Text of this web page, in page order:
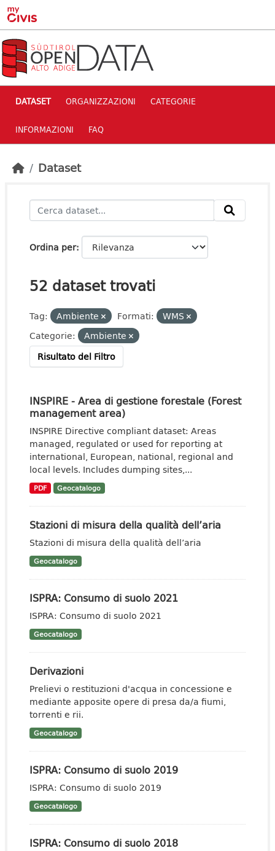
Skip to main content
DATASET ORGANIZZAZIONI CATEGORIE
INFORMAZIONI FAQ
Dataset
Ordina per
52 dataset trovati
Tag: Ambiente Formati:
WMS
Categorie:
Ambiente
Risultato del Filtro
INSPIRE - Area di gestione forestale (Forest
management area)
INSPIRE Directive compliant dataset: Areas
managed, regulated or used for reporting at
international, European, national, regional and
local levels. Includes dumping sites,...
PDF Geocatalogo
Stazioni di misura della qualità dell’aria
Stazioni di misura della qualità dell’aria
Geocatalogo
ISPRA: Consumo di suolo 2021
ISPRA: Consumo di suolo 2021
Geocatalogo
Derivazioni
Prelievi o restituzioni d'acqua in concessione e
mediante apposite opere di presa da/a fiumi,
torrenti e rii.
Geocatalogo
ISPRA: Consumo di suolo 2019
ISPRA: Consumo di suolo 2019
Geocatalogo
ISPRA: Consumo di suolo 2018